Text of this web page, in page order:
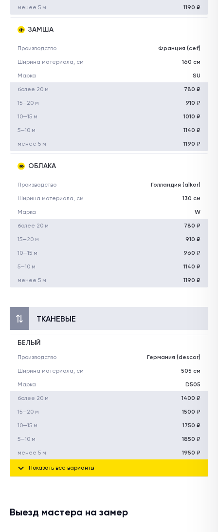
менее 5 м
1190 ₽
ЗАМША
Производство
Франция (cef)
Ширина материала, см
160 см
Марка
SU
более 20 м
780 ₽
15—20 м
910 ₽
10—15 м
1010 ₽
5—10 м
1140 ₽
менее 5 м
1190 ₽
ОБЛАКА
Производство
Голландия (alkor)
Ширина материала, см
130 см
Марка
W
более 20 м
780 ₽
15—20 м
910 ₽
10—15 м
960 ₽
5—10 м
1140 ₽
менее 5 м
1190 ₽
ТКАНЕВЫЕ
БЕЛЫЙ
Производство
Германия (descor)
Ширина материала, см
505 см
Марка
D505
более 20 м
1400 ₽
15—20 м
1500 ₽
10—15 м
1750 ₽
5—10 м
1850 ₽
менее 5 м
1950 ₽
Показать все варианты
Выезд мастера на замер